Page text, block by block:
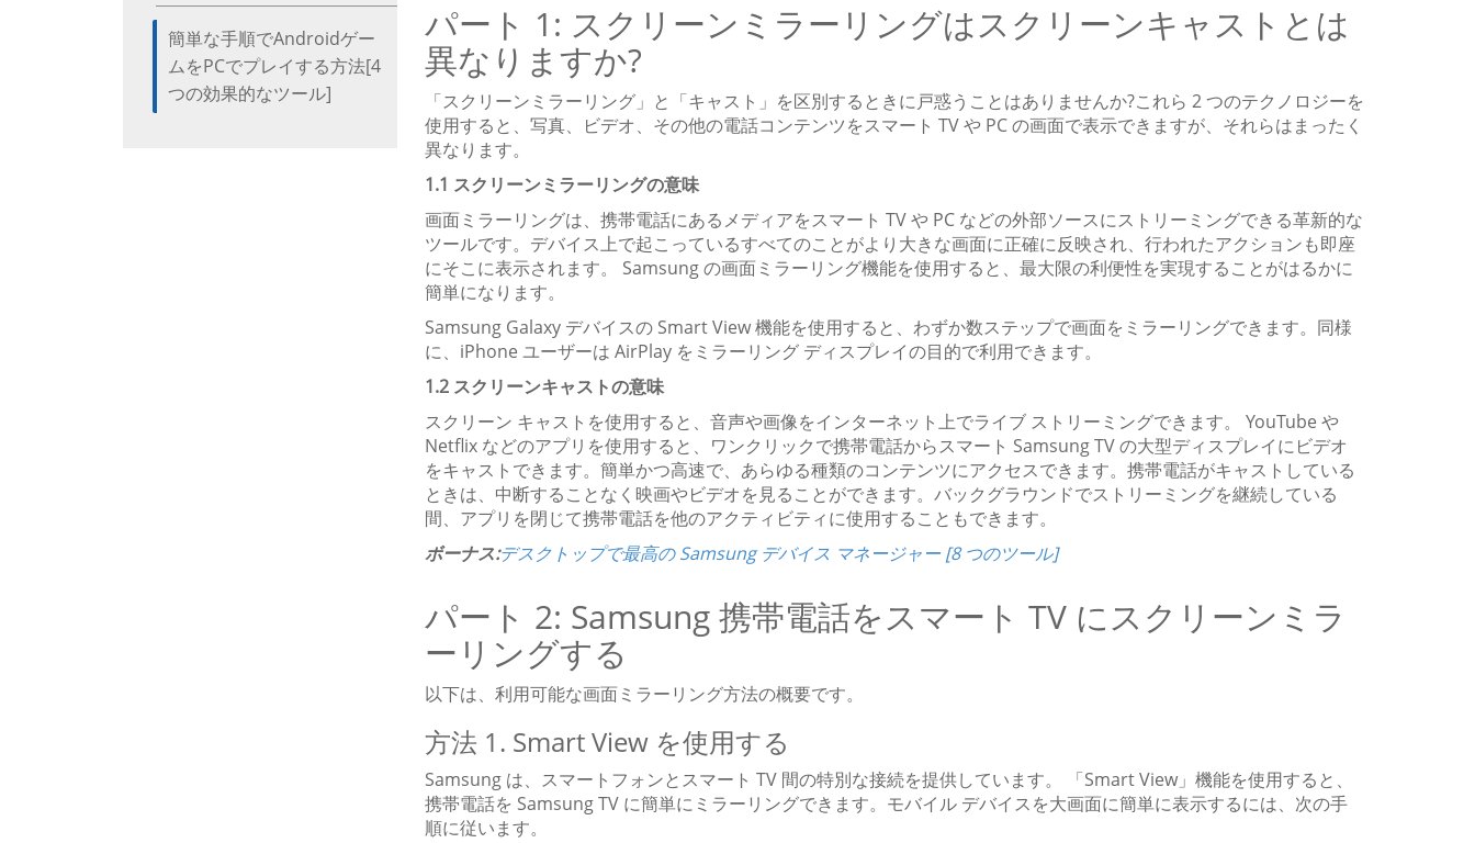
簡単な手順でAndroidゲー
ムをPCでプレイする方法[4
つの効果的なツール]
パート 1: スクリーンミラーリングはスクリーンキャストとは
異なりますか?
「スクリーンミラーリング」と「キャスト」を区別するときに戸惑うことはありませんか?これら 2 つのテクノロジーを
使用すると、写真、ビデオ、その他の電話コンテンツをスマート TV や PC の画面で表示できますが、それらはまったく
異なります。
1.1 スクリーンミラーリングの意味
画面ミラーリングは、携帯電話にあるメディアをスマート TV や PC などの外部ソースにストリーミングできる革新的な
ツールです。デバイス上で起こっているすべてのことがより大きな画面に正確に反映され、行われたアクションも即座
にそこに表示されます。 Samsung の画面ミラーリング機能を使用すると、最大限の利便性を実現することがはるかに
簡単になります。
Samsung Galaxy デバイスの Smart View 機能を使用すると、わずか数ステップで画面をミラーリングできます。同様
に、iPhone ユーザーは AirPlay をミラーリング ディスプレイの目的で利用できます。
1.2 スクリーンキャストの意味
スクリーン キャストを使用すると、音声や画像をインターネット上でライブ ストリーミングできます。 YouTube や
Netflix などのアプリを使用すると、ワンクリックで携帯電話からスマート Samsung TV の大型ディスプレイにビデオ
をキャストできます。簡単かつ高速で、あらゆる種類のコンテンツにアクセスできます。携帯電話がキャストしている
ときは、中断することなく映画やビデオを見ることができます。バックグラウンドでストリーミングを継続している
間、アプリを閉じて携帯電話を他のアクティビティに使用することもできます。
ボーナス:デスクトップで最高の Samsung デバイス マネージャー [8 つのツール]
パート 2: Samsung 携帯電話をスマート TV にスクリーンミラ
ーリングする
以下は、利用可能な画面ミラーリング方法の概要です。
方法 1. Smart View を使用する
Samsung は、スマートフォンとスマート TV 間の特別な接続を提供しています。 「Smart View」機能を使用すると、
携帯電話を Samsung TV に簡単にミラーリングできます。モバイル デバイスを大画面に簡単に表示するには、次の手
順に従います。